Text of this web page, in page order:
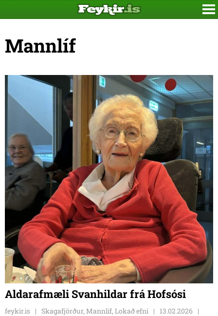
Mannlíf
Aldarafmæli Svanhildar frá Hofsósi
feykir.is Skagafjörður, Mannlíf, Lokað efni
13.02.2026